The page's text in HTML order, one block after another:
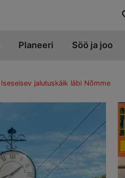
Planeeri Söö ja joo
Iseseisev jalutuskäik läbi Nõmme